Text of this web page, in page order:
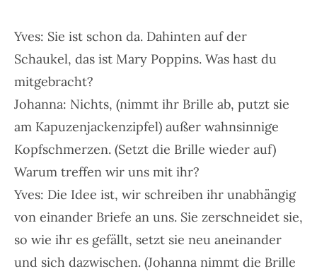
Yves: Sie ist schon da. Dahinten auf der
Schaukel, das ist Mary Poppins. Was hast du
mitgebracht?
Johanna: Nichts, (nimmt ihr Brille ab, putzt sie
am Kapuzenjackenzipfel) außer wahnsinnige
Kopfschmerzen. (Setzt die Brille wieder auf)
Warum treffen wir uns mit ihr?
Yves: Die Idee ist, wir schreiben ihr unabhängig
von einander Briefe an uns. Sie zerschneidet sie,
so wie ihr es gefällt, setzt sie neu aneinander
und sich dazwischen. (Johanna nimmt die Brille